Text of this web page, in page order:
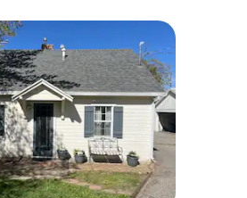
），共 52 条评价